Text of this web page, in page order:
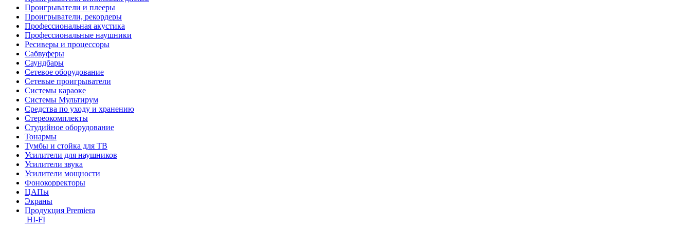
Проигрыватели и плееры
Проигрыватели, рекордеры
Профессиональная акустика
Профессиональные наушники
Ресиверы и процессоры
Сабвуферы
Саундбары
Сетевое оборудование
Сетевые проигрыватели
Системы караоке
Системы Мультирум
Средства по уходу и хранению
Стереокомплекты
Студийное оборудование
Тонармы
Тумбы и стойка для ТВ
Усилители для наушников
Усилители звука
Усилители мощности
Фонокорректоры
ЦАПы
Экраны
Продукция Premiera
HI-FI